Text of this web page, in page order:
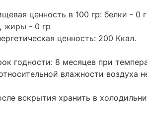
ценность в 100 гр: белки - 0
жиры - 0 гр
ценность: 200 Ккал.
годности: 8 месяцев при
влажности воздуха
вскрытия хранить в